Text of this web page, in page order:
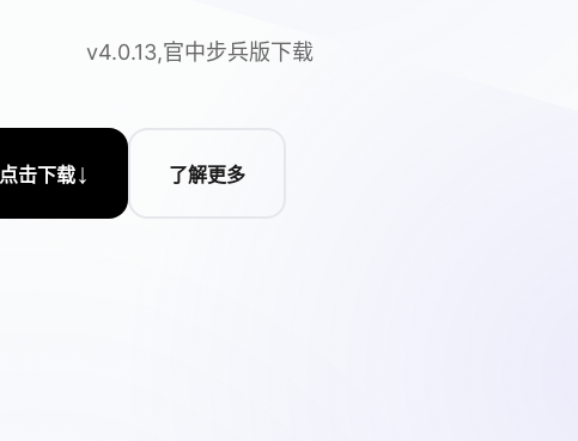
v4.0.13,官中步兵版下载
点击下载↓ 了解更多